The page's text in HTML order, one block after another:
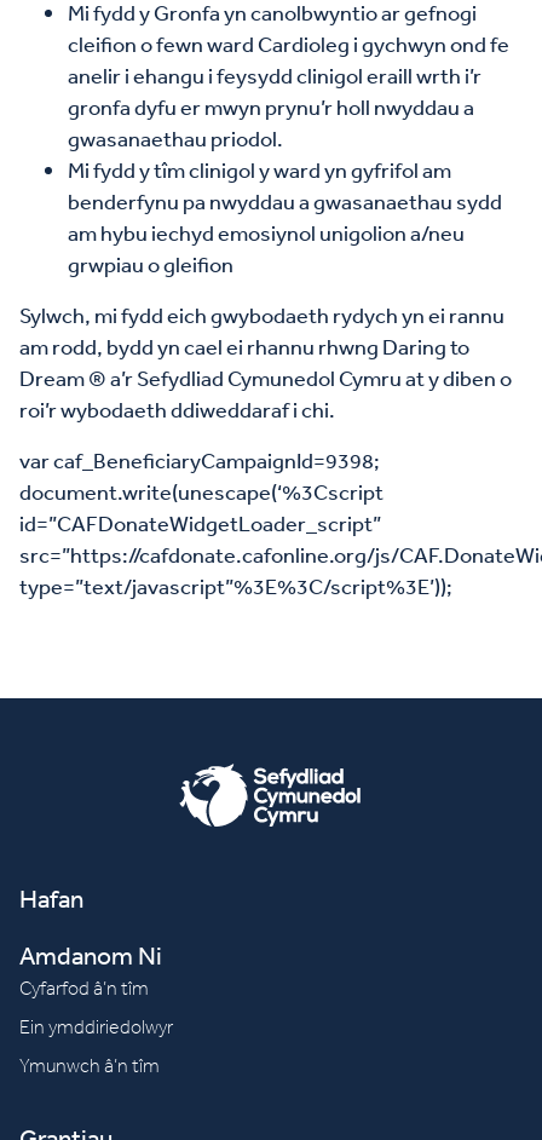
Mi fydd y Gronfa yn canolbwyntio ar gefnogi
cleifion o fewn ward Cardioleg i gychwyn ond fe
anelir i ehangu i feysydd clinigol eraill wrth i’r
gronfa dyfu er mwyn prynu’r holl nwyddau a
gwasanaethau priodol.
Mi fydd y tîm clinigol y ward yn gyfrifol am
benderfynu pa nwyddau a gwasanaethau sydd
am hybu iechyd emosiynol unigolion a/neu
grwpiau o gleifion
Sylwch, mi fydd eich gwybodaeth rydych yn ei rannu
am rodd, bydd yn cael ei rhannu rhwng Daring to
Dream ® a’r Sefydliad Cymunedol Cymru at y diben o
roi’r wybodaeth ddiweddaraf i chi.
var caf_BeneficiaryCampaignId=9398;
document.write(unescape(‘%3Cscript
id=”CAFDonateWidgetLoader_script”
src=”https://cafdonate.cafonline.org/js/
type=”text/javascript”%3E%3C/script%3E’));
Hafan
Amdanom Ni
Cyfarfod â’n tîm
Ein ymddiriedolwyr
Ymunwch â’n tîm